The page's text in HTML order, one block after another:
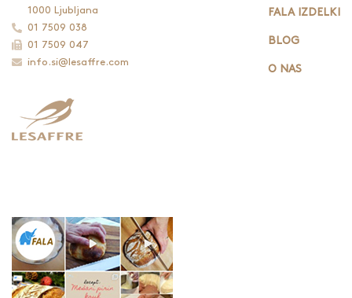
1000 Ljubljana
01 7509 038
01 7509 047
info.si@lesaffre.com
FALA IZDELKI
BLOG
O NAS